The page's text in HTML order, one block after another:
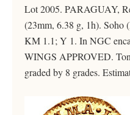
Lot 2005. PARAGUAY,
(23mm, 6.38 g, 1h). Soho
KM 1.1; Y 1. In NGC
WINGS APPROVED.
graded by 8 grades.